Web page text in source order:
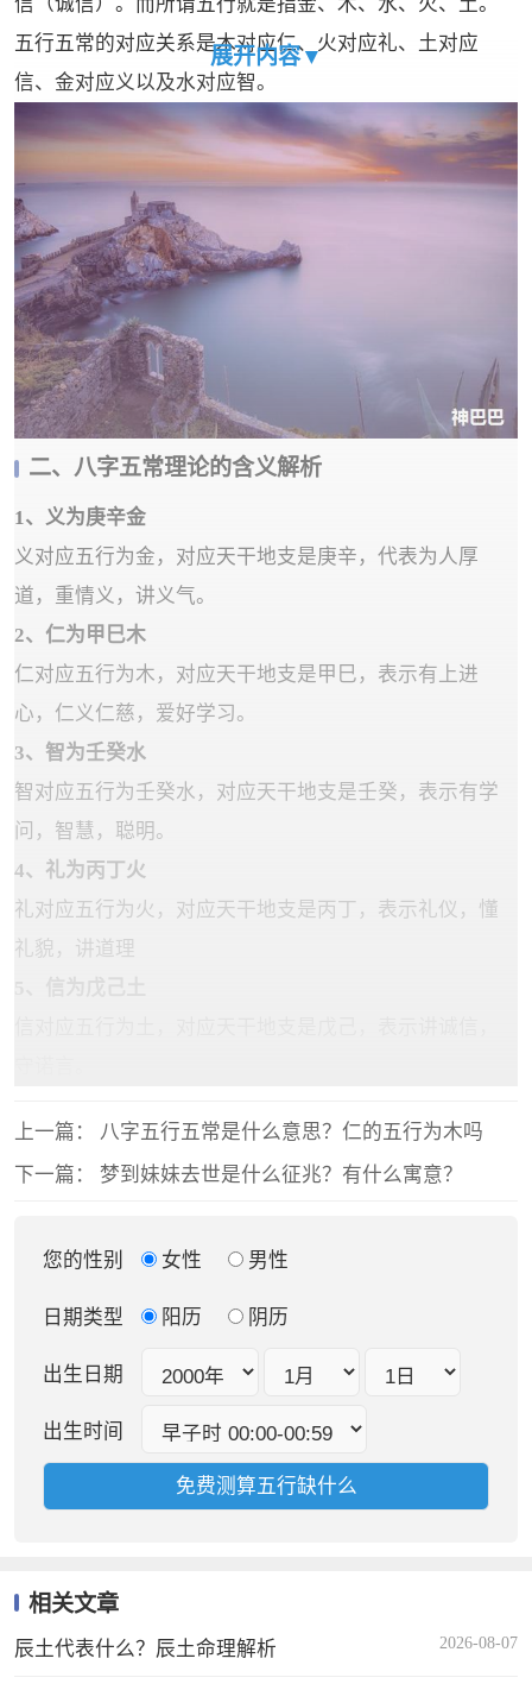
五行五常的对应关系是木对应仁、火对应礼、土对应
信、金对应义以及水对应智。
二、八字五常理论的含义解析
1、义为庚辛金
义对应五行为金，对应天干地支是庚辛，代表为人厚
道，重情义，讲义气。
2、仁为甲巳木
仁对应五行为木，对应天干地支是甲巳，表示有上进
心，仁义仁慈，爱好学习。
3、智为壬癸水
智对应五行为壬癸水，对应天干地支是壬癸，表示有学
问，智慧，聪明。
4、礼为丙丁火
礼对应五行为火，对应天干地支是丙丁，表示礼仪，懂
礼貌，讲道理
展开内容▼
上一篇： 八字五行五常是什么意思？仁的五行为木吗
下一篇： 梦到妹妹去世是什么征兆？有什么寓意？
您的性别 女性 男性
日期类型 阳历 阴历
出生日期
出生时间
相关文章
辰土代表什么？辰土命理解析 2026-08-07